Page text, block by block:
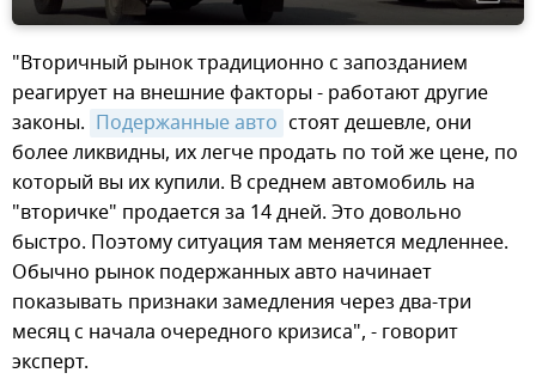
"Вторичный рынок традиционно с запозданием
реагирует на внешние факторы - работают другие
законы. Подержанные авто стоят дешевле, они
более ликвидны, их легче продать по той же цене, по
который вы их купили. В среднем автомобиль на
"вторичке" продается за 14 дней. Это довольно
быстро. Поэтому ситуация там меняется медленнее.
Обычно рынок подержанных авто начинает
показывать признаки замедления через два-три
месяц с начала очередного кризиса", - говорит
эксперт.